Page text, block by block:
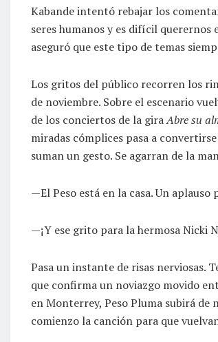
Kabande intentó rebajar los
seres humanos y es difícil querernos
aseguró que este tipo de temas
Los gritos del público recorren los
de noviembre. Sobre el escenario
de los conciertos de la giraAbre su
miradas cómplices pasa a
suman un gesto. Se agarran de la
—El Peso está en la casa. Un aplauso
—¡Y ese grito para la hermosa Nicki
Pasa un instante de risas nerviosas.
que confirma un noviazgo movido
en Monterrey, Peso Pluma subirá de
comienzo la canción para que